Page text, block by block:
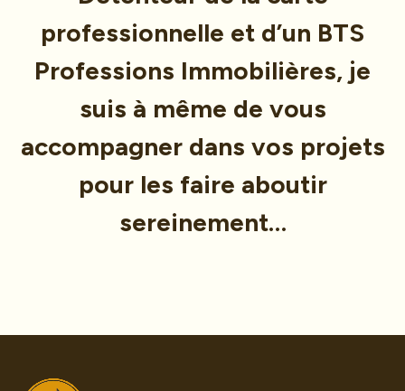
professionnelle et d’un BTS
Professions Immobilières, je
suis à même de vous
accompagner dans vos projets
pour les faire aboutir
sereinement…